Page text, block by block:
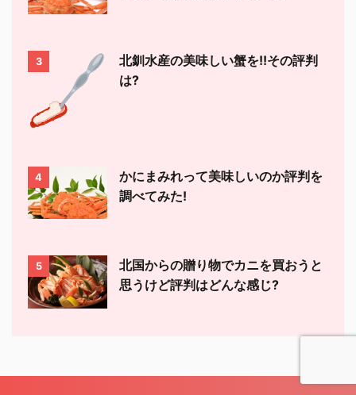
3
北釧水産の美味しい蟹を!!その評判
は?
4
かにまみれって美味しいのか評判を
調べてみた!
5
北国からの贈り物でカニを買おうと
思うけど評判はどんな感じ?